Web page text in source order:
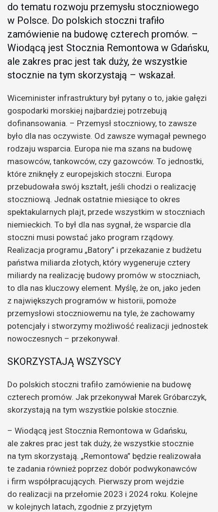
do tematu rozwoju przemysłu stoczniowego
w Polsce. Do polskich stoczni trafiło
zamówienie na budowę czterech promów. –
Wiodącą jest Stocznia Remontowa w Gdańsku,
ale zakres prac jest tak duży, że wszystkie
stocznie na tym skorzystają – wskazał.
Wiceminister infrastruktury był pytany o to, jakie gałęzi
gospodarki morskiej najbardziej potrzebują
dofinansowania. – Przemysł stoczniowy, to zawsze
było dla nas oczywiste. Od zawsze wymagał pewnego
rodzaju wsparcia. Europa nie ma szans na budowę
masowców, tankowców, czy gazowców. To jednostki,
które zniknęły z europejskich stoczni. Europa
przebudowała swój kształt, jeśli chodzi o realizację
stoczniową. Jednak ostatnie miesiące to okres
spektakularnych plajt, przede wszystkim w stoczniach
niemieckich. To był dla nas sygnał, że wsparcie dla
stoczni musi powstać jako program rządowy.
Realizacja programu „Batory” i przekazanie z budżetu
państwa miliarda złotych, który wygeneruje cztery
miliardy na realizację budowy promów w stoczniach,
to dla nas kluczowy element. Myślę, że on, jako jeden
z największych programów w historii, pomoże
przemysłowi stoczniowemu na tyle, że zachowamy
potencjały i stworzymy możliwość realizacji jednostek
nowoczesnych – przekonywał.
SKORZYSTAJĄ WSZYSCY
Do polskich stoczni trafiło zamówienie na budowę
czterech promów. Jak przekonywał Marek Gróbarczyk,
skorzystają na tym wszystkie polskie stocznie.
– Wiodącą jest Stocznia Remontowa w Gdańsku,
ale zakres prac jest tak duży, że wszystkie stocznie
na tym skorzystają. „Remontowa” będzie realizowała
te zadania również poprzez dobór podwykonawców
i firm współpracujących. Pierwszy prom wejdzie
do realizacji na przełomie 2023 i 2024 roku. Kolejne
w kolejnych latach, zgodnie z przyjętym